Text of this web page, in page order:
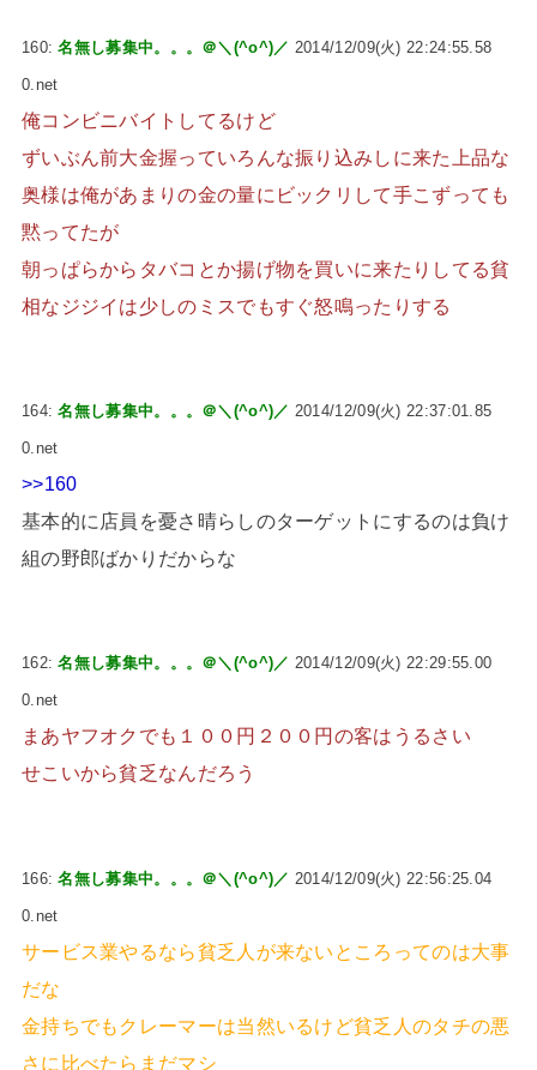
160:名無し募集中。。。＠＼(^o^)／ 2014/12/09(火) 22:24:55.58
0.net
俺コンビニバイトしてるけど
ずいぶん前大金握っていろんな振り込みしに来た上品な
奥様は俺があまりの金の量にビックリして手こずっても
黙ってたが
朝っぱらからタバコとか揚げ物を買いに来たりしてる貧
相なジジイは少しのミスでもすぐ怒鳴ったりする
164:名無し募集中。。。＠＼(^o^)／ 2014/12/09(火) 22:37:01.85
0.net
>>160
基本的に店員を憂さ晴らしのターゲットにするのは負け
組の野郎ばかりだからな
162:名無し募集中。。。＠＼(^o^)／ 2014/12/09(火) 22:29:55.00
0.net
まあヤフオクでも１００円２００円の客はうるさい
せこいから貧乏なんだろう
166:名無し募集中。。。＠＼(^o^)／ 2014/12/09(火) 22:56:25.04
0.net
サービス業やるなら貧乏人が来ないところってのは大事
だな
金持ちでもクレーマーは当然いるけど貧乏人のタチの悪
さに比べたらまだマシ